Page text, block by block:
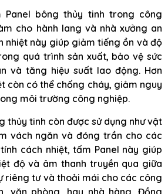
Panel bông thủy tinh trong công
cho hành lang và nhà xưởng an
nhiệt này giúp giảm tiếng ồn và độ
quá trình sản xuất, bảo vệ sức
và tăng hiệu suất lao động. Hơn
còn có thể chống cháy, giảm nguy
môi trường công nghiệp.
thủy tinh còn được sử dụng như vật
vách ngăn và đóng trần cho các
cách nhiệt, tấm Panel này giúp
độ và âm thanh truyền qua giữa
riêng tư và thoải mái cho các công
văn phòng, hay nhà hàng. Đồng